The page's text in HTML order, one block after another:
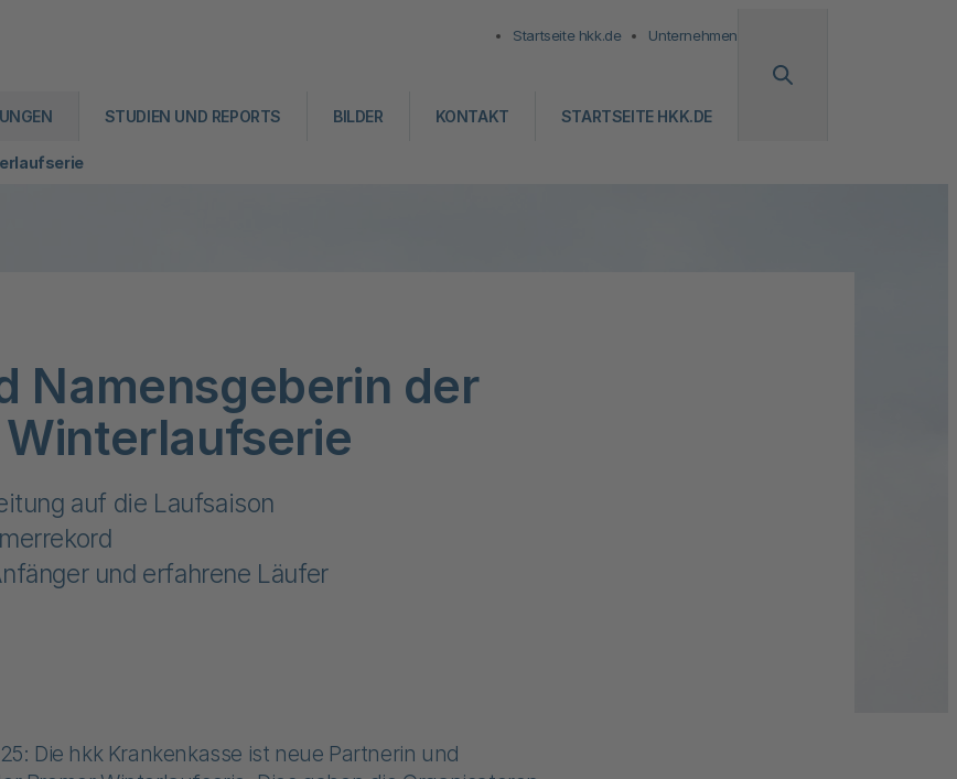
Startseite hkk.de Unternehmen
STUDIEN UND REPORTS BILDER KONTAKT STARTSEITE HKK.DE
Namensgeberin der
auf die Laufsaison
und erfahrene Läufer
Die hkk Krankenkasse ist neue Partnerin und